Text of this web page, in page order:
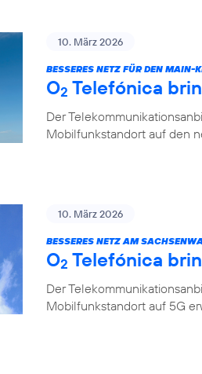
10. März 2026
BESSERES NETZ FÜR DEN MAIN-
O2 Telefónica
Der
Mobilfunkstandort auf den
10. März 2026
BESSERES NETZ AM
O2 Telefónica
Der
Mobilfunkstandort auf 5G